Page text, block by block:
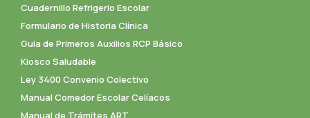
Cuadernillo Refrigerio Escolar
Formulario de Historia Clínica
Guia de Primeros Auxilios RCP Básico
Kiosco Saludable
Ley 3400 Convenio Colectivo
Manual Comedor Escolar Celíacos
Manual de Trámites ART